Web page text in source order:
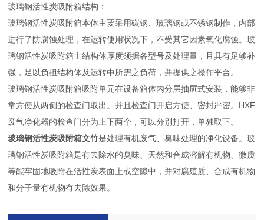
玻璃钢活性炭吸附箱结构：
玻璃钢活性炭吸附箱本体主要采用碳钢、玻璃钢或不锈钢制作，内部
进行了防腐蚀处理，在运转使用状况下，不受其它因素氧化腐蚀。玻
璃钢活性炭吸附箱主结构体厚度须据各型号及处理量，且具有足够补
强，足以负担结构体及运转中所需之负荷，并提供之操作平台。
玻璃钢活性炭吸附箱吸附单元在设备箱体内分层抽屉式安装，能够非
常方便从两侧的检查门取出。并且检查门开启方便、密封严密。HXF
废气净化器的检查门分为上下两个，可以分别打开，单独取下。
玻璃钢活性炭吸附箱文竹是处理有机废气、臭味处理的净化设备。玻
璃钢活性炭吸附箱是有去除水的臭味、天然和合成溶解有机物、微质
等能牢固地吸附在活性炭表面上或空隙中，并对腐殖质、合成有机物
和分子量有机物有去除效果。